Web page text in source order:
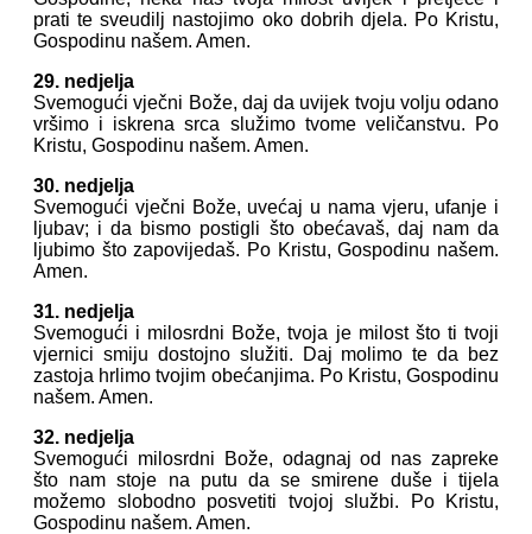
prati te sveudilj nastojimo oko dobrih djela. Po Kristu,
Gospodinu našem. Amen.
29. nedjelja
Svemogući vječni Bože, daj da uvijek tvoju volju odano
vršimo i iskrena srca služimo tvome veličanstvu. Po
Kristu, Gospodinu našem. Amen.
30. nedjelja
Svemogući vječni Bože, uvećaj u nama vjeru, ufanje i
ljubav; i da bismo postigli što obećavaš, daj nam da
ljubimo što zapovijedaš. Po Kristu, Gospodinu našem.
Amen.
31. nedjelja
Svemogući i milosrdni Bože, tvoja je milost što ti tvoji
vjernici smiju dostojno služiti. Daj molimo te da bez
zastoja hrlimo tvojim obećanjima. Po Kristu, Gospodinu
našem. Amen.
32. nedjelja
Svemogući milosrdni Bože, odagnaj od nas zapreke
što nam stoje na putu da se smirene duše i tijela
možemo slobodno posvetiti tvojoj službi. Po Kristu,
Gospodinu našem. Amen.